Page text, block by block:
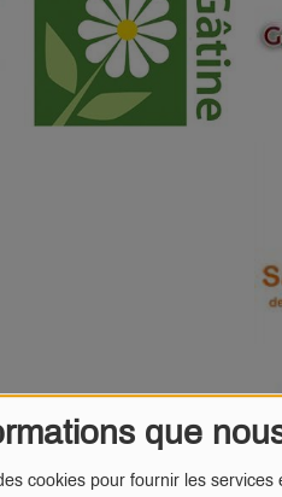
que
cookies pour fournir les